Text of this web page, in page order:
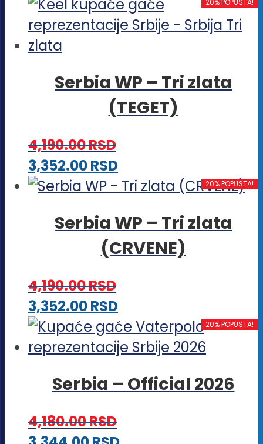
20% POPUSTA!
Serbia WP – Tri zlata
(TEGET)
4,190.00RSD
3,352.00RSDOvaj
proizvod
više
varijanti.
biti
izabrane
na
proizvoda.
20% POPUSTA!
Serbia WP – Tri zlata
(CRVENE)
4,190.00RSD
3,352.00RSDOvaj
proizvod
ima
varijanti.
20% POPUSTA!
Serbia – Official 2026
4,180.00RSD